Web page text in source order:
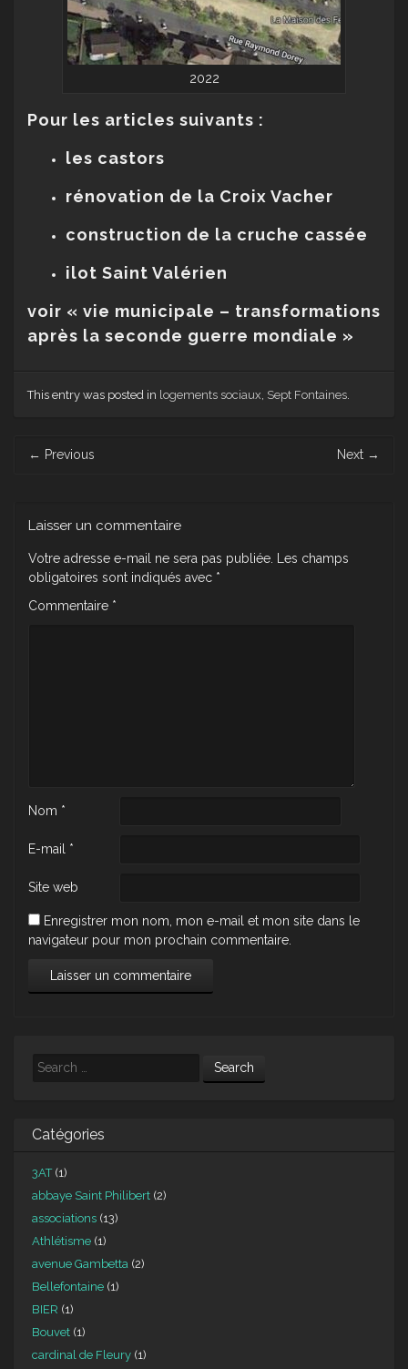
2022
Pour les articles suivants :
les castors
rénovation de la Croix Vacher
construction de la cruche cassée
ilot Saint Valérien
voir « vie municipale – transformations
après la seconde guerre mondiale »
This entry was posted in logements sociaux Sept Fontaines
navigation
← Previous Next →
Laisser un commentaire
Votre adresse e-mail ne sera pas publiée.
Les champs
obligatoires sont indiqués avec *
Commentaire *
Nom *
E-mail *
Site web
Enregistrer mon nom, mon e-mail et mon site dans le
navigateur pour mon prochain commentaire.
Search
Catégories
3AT(1)
abbaye Saint Philibert (2)
associations (13)
Athlétisme (1)
avenue Gambetta (2)
Bellefontaine (1)
BIER (1)
Bouvet (1)
cardinal de Fleury (1)